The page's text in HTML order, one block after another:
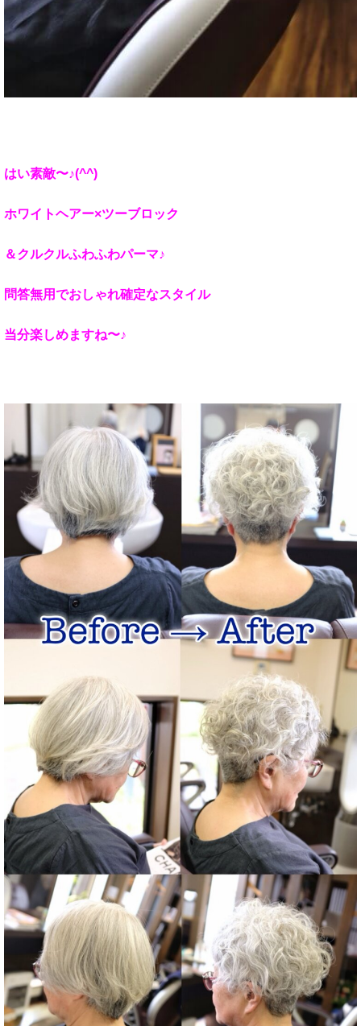
はい素敵〜♪(^^)
ホワイトヘアー×ツーブロック
＆クルクルふわふわパーマ♪
問答無用でおしゃれ確定なスタイル
当分楽しめますね〜♪